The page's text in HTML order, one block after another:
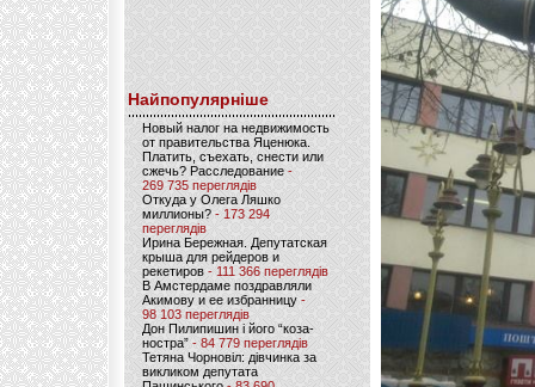
Найпопулярніше
Новый налог на недвижимость
от правительства Яценюка.
Платить, съехать, снести или
сжечь? Расследование-
269 735 переглядів
Откуда у Олега Ляшко
миллионы? - 173 294
переглядів
Ирина Бережная. Депутатская
крыша для рейдеров и
рекетиров - 111 366 переглядів
В Амстердаме поздравляли
Акимову и ее избранницу -
98 103 переглядів
Дон Пилипишин і його “коза-
ностра” - 84 779 переглядів
Тетяна Чорновіл: дівчинка за
викликом депутата